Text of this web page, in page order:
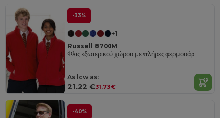
-33%
+1
Russell 8700M
Φλις εξωτερικού χώρου με πλήρες φερμουάρ
As low as:
21.22 €31.73 €
-40%